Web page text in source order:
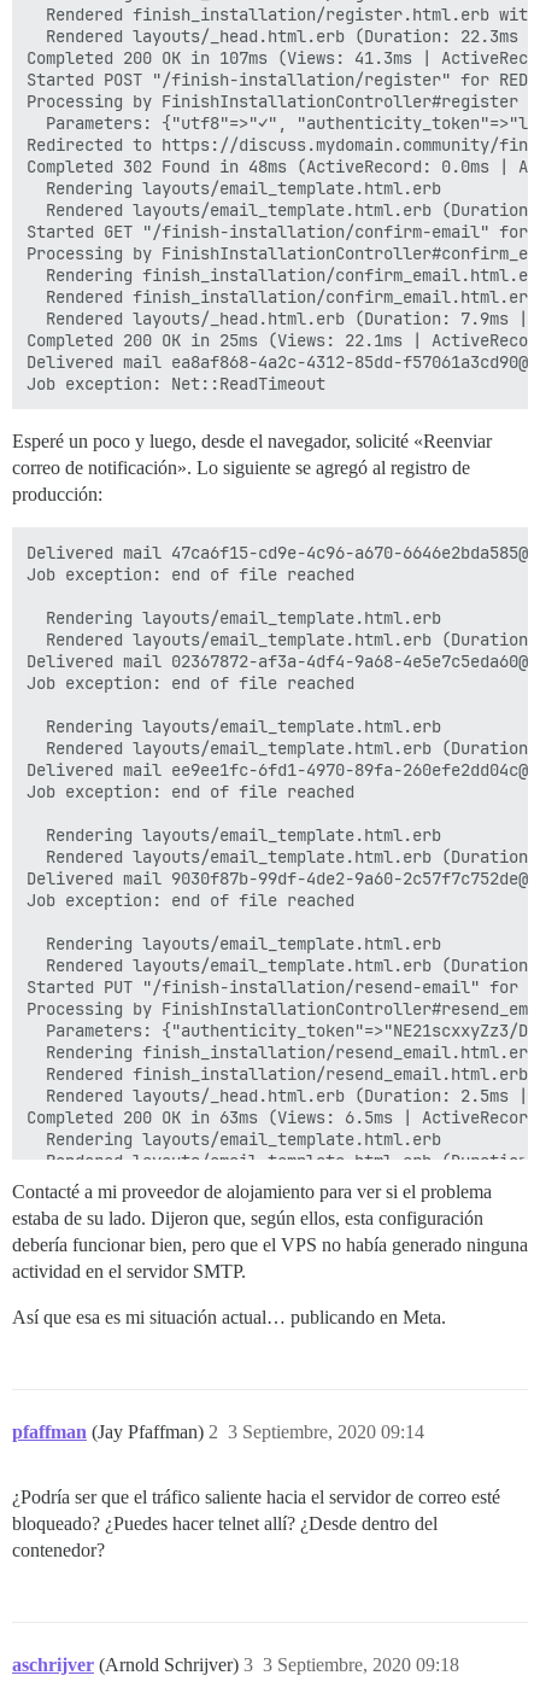
Rendered finish_installation/register.html.erb
Rendered layouts/_head.html.erb (Duration: 22.3ms
Completed 200 OK in 107ms (Views: 41.3ms |
Started POST "/finish-installation/register" for
Processing by FinishInstallationController#register as
Parameters: {"utf8"=>"✓",
Redirected to https://discuss.mydomain.community/
Completed 302 Found in 48ms (ActiveRecord: 0.0ms |
  Rendering layouts/email_template.html.erb
Rendered layouts/email_template.html.erb
Started GET "/finish-installation/confirm-email" for
Processing by
Rendering finish_installation/
Rendered finish_installation/
Rendered layouts/_head.html.erb (Duration: 7.9ms |
Completed 200 OK in 25ms (Views: 22.1ms |
Delivered mail ea8af868-4a2c-4312-85dd-
Esperé un poco y luego, desde el navegador, solicité «Reenviar
correo de notificación». Lo siguiente se agregó al registro de
producción:
Delivered mail 47ca6f15-cd9e-4c96-a670-
Job exception: end of file reached
  Rendering layouts/email_template.html.erb
Rendered layouts/email_template.html.erb
Delivered mail 02367872-af3a-4df4-9a68-
Job exception: end of file reached
  Rendering layouts/email_template.html.erb
Rendered layouts/email_template.html.erb
Delivered mail ee9ee1fc-6fd1-4970-89fa-
Job exception: end of file reached
  Rendering layouts/email_template.html.erb
Rendered layouts/email_template.html.erb
Delivered mail 9030f87b-99df-4de2-9a60-
Job exception: end of file reached
  Rendering layouts/email_template.html.erb
Rendered layouts/email_template.html.erb
Started PUT "/finish-installation/resend-email" for
Processing by
Parameters: {"authenticity_token"=>"NE21scxxyZz3/
Rendering finish_installation/
Rendered finish_installation/
Rendered layouts/_head.html.erb (Duration: 2.5ms |
Completed 200 OK in 63ms (Views: 6.5ms |
  Rendering layouts/email_template.html.erb
Rendered layouts/email_template.html.erb
Delivered mail 127cc350-3fb0-4ef1-8759-
Job exception: Net::ReadTimeout
Delivered mail d9c70dfd-5a8b-4f4c-bafa-
Job exception: end of file reached
  Rendering layouts/email_template.html.erb
Rendered layouts/email_template.html.erb
  Rendering layouts/email_template.html.erb
Rendered layouts/email_template.html.erb
Rendered layouts/email_template.html.erb
Delivered mail 82d0361e-0349-4a1a-928e-
Contacté a mi proveedor de alojamiento para ver si el problema
estaba de su lado. Dijeron que, según ellos, esta configuración
debería funcionar bien, pero que el VPS no había generado ninguna
actividad en el servidor SMTP.
Así que esa es mi situación actual… publicando en Meta.
pfaffman (Jay Pfaffman) 3 Septiembre, 2020 09:14
2
¿Podría ser que el tráfico saliente hacia el servidor de correo esté
bloqueado? ¿Puedes hacer telnet allí? ¿Desde dentro del
contenedor?
aschrijver (Arnold Schrijver) 3 Septiembre, 2020 09:18
3